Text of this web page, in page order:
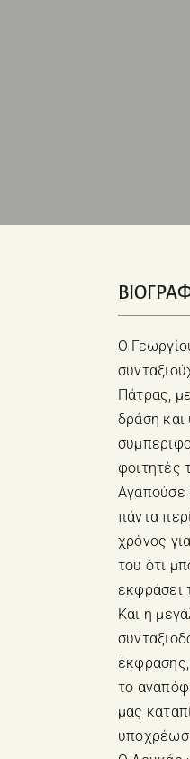
Ο
Πάτρας,
δράση και
φοιτητές
Αγαπούσε
πάντα
χρόνος
του ότι
εκφράσει
Και η
έκφρασης,
το
μας